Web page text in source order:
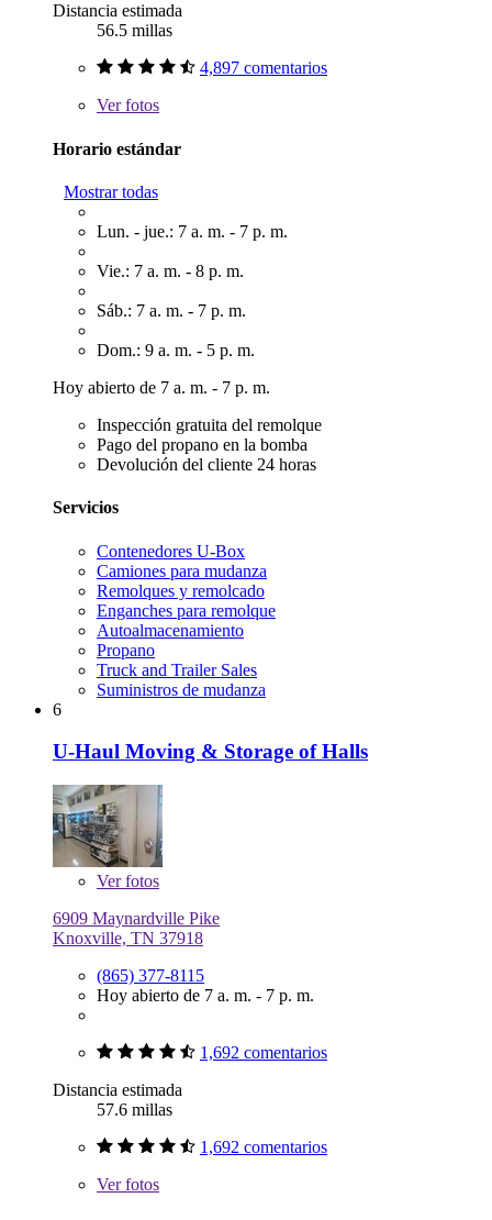
Distancia estimada
56.5 millas
4,897 comentarios
Verfotos
Horario estándar
Mostrar todas
Lun. - jue.: 7 a. m. - 7 p. m.
Vie.: 7 a. m. - 8 p. m.
Sáb.: 7 a. m. - 7 p. m.
Dom.: 9 a. m. - 5 p. m.
Hoy abierto de 7 a. m. - 7 p. m.
Inspección gratuita del remolque
Pago del propano en la bomba
Devolución del cliente 24 horas
Servicios
Contenedores U-Box
Camiones para mudanza
Remolques y remolcado
Enganches para remolque
Autoalmacenamiento
Propano
Truck and Trailer Sales
Suministros de mudanza
6
U-Haul Moving & Storage of Halls
Verfotos
6909 Maynardville Pike
Knoxville, TN 37918
(865) 377-8115
Hoy abierto de 7 a. m. - 7 p. m.
1,692 comentarios
Distancia estimada
57.6 millas
1,692 comentarios
Verfotos